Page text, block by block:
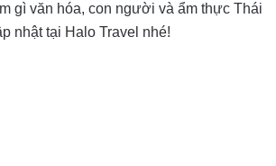
gì văn hóa, con người và ẩm thực Thái
nhật tại Halo Travel nhé!